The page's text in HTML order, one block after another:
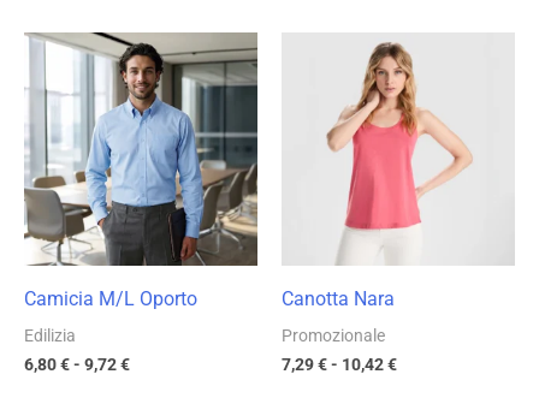
Camicia M/L Oporto
Edilizia
6,80€- 9,72€
Fascia
di
prezzo:
da
6,80 €
a
9,72 €
Canotta Nara
Promozionale
7,29€- 10,42€
Fascia
di
prezzo:
da
7,29 €
10,42 €